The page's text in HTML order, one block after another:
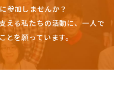
参加しませんか？
える私たちの活動に、一人で
とを願っています。